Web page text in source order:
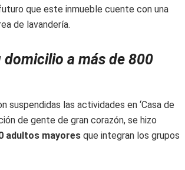
que este inmueble cuente con una
de lavandería.
domicilio a más de 800
suspendidas las actividades en ‘Casa de
de gente de gran corazón, se hizo
adultos mayores que integran los grupos